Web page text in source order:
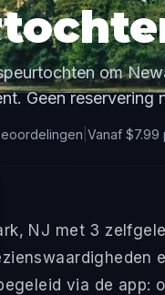
om
Geen reservering
Vanaf
NJ met 3
via de app: